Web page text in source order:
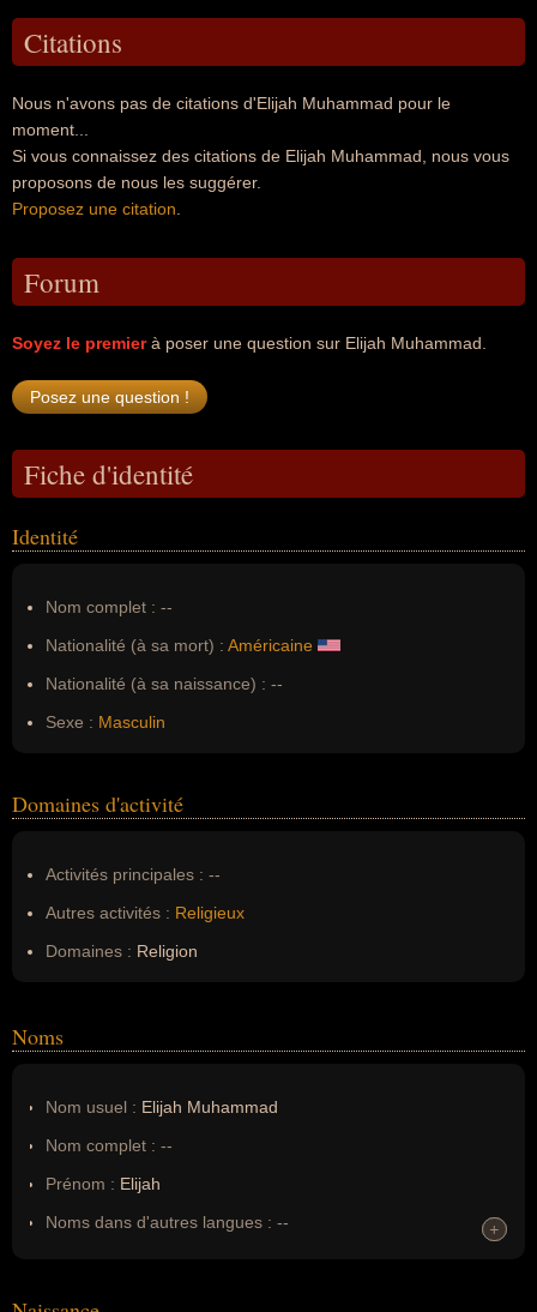
Citations
Nous n'avons pas de citations d'Elijah Muhammad pour le
moment...
Si vous connaissez des citations de Elijah Muhammad, nous vous
proposons de nous les suggérer.
Proposez une citation
Forum
Soyez le premierà poser une question sur Elijah Muhammad.
Fiche d'identité
Identité
Nom complet : --
Nationalité (à sa mort) : Américaine
Nationalité (à sa naissance) : --
Sexe : Masculin
Domaines d'activité
Activités principales : --
Autres activités : Religieux
Domaines : Religion
Noms
Nom usuel : Elijah Muhammad
Nom complet : --
Prénom : Elijah
Noms dans d'autres langues : --
+
+